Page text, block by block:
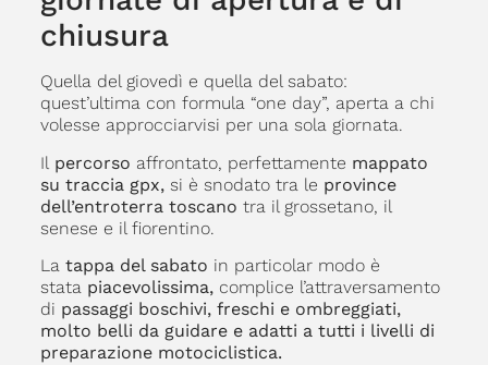
chiusura
Quella del giovedì e quella del sabato:
quest’ultima con formula “one day”, aperta a chi
volesse approcciarvisi per una sola giornata.
Il percorso affrontato, perfettamente mappato
su traccia gpx, si è snodato tra le province
dell’entroterra toscano tra il grossetano, il
senese e il fiorentino.
La tappa del sabato in particolar modo è
stata piacevolissima,complice l’attraversamento
di passaggi boschivi, freschi e ombreggiati,
molto belli da guidare e adatti a tutti i livelli di
preparazione motociclistica.